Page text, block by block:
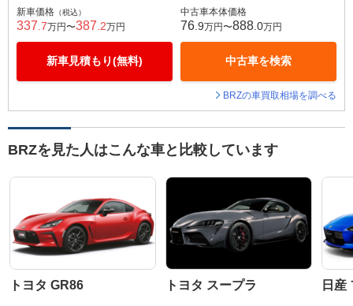
新車価格 （税込）
337 .7万円〜387 .2万円
新車見積もり(無料)
中古車本体価格
76 .9万円〜888 .0万円
中古車を検索
BRZの車買取相場を調べる
BRZを見た人はこんな車と比較しています
トヨタ GR86 トヨタ スープラ 日産